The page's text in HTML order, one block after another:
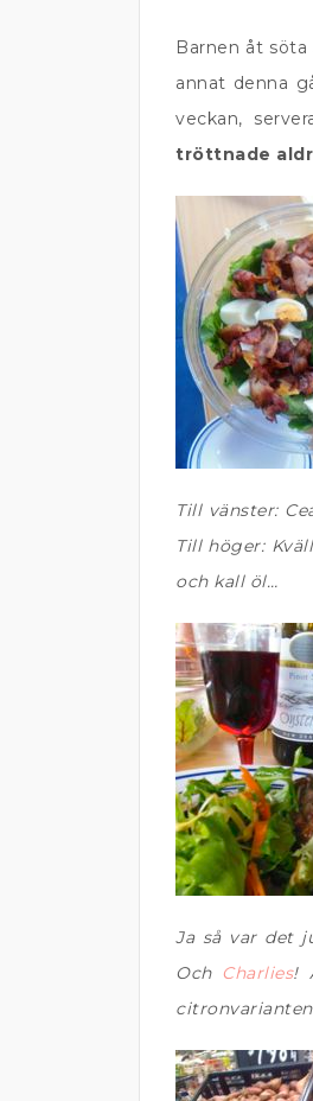
Barnen åt
annat denna
veckan,
tröttnade
Till vänster:
Till höger:
och kall öl…
Ja så var det
Och Charlies!